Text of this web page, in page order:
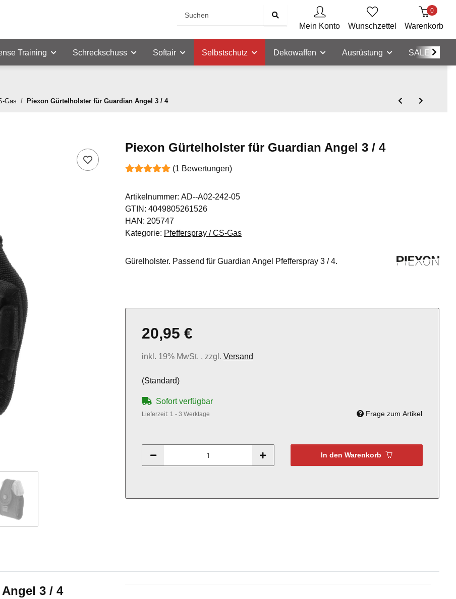
Mein Konto Wunschzettel
0
Warenkorb
Training Schreckschuss Softair Selbstschutz Dekowaffen Ausrüstung SALE
Gas Piexon Gürtelholster für Guardian Angel 3 / 4
Piexon Gürtelholster für Guardian Angel 3 / 4
(1 Bewertungen)
Artikelnummer: AD--A02-242-05
GTIN: 4049805261526
HAN: 205747
Kategorie: Pfefferspray / CS-Gas
Gürelholster. Passend für Guardian Angel Pfefferspray 3 / 4.
20,95 €
inkl. 19% MwSt. , zzgl. Versand
(Standard)
Sofort verfügbar
Lieferzeit: 1 - 3 Werktage Frage zum Artikel
In den Warenkorb
3 / 4